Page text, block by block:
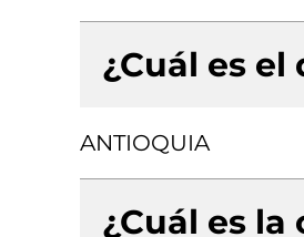
¿Cuál es
ANTIOQUIA
¿Cuál es